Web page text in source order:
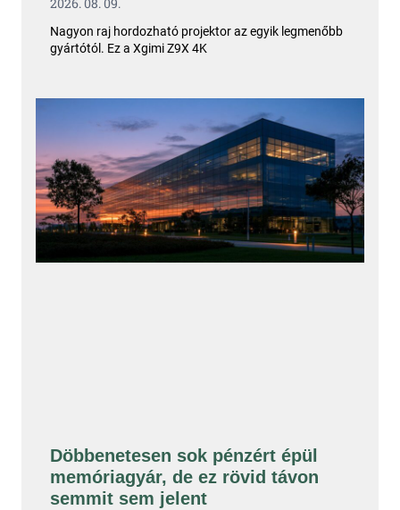
Nagyon raj hordozható projektor az egyik legmenőbb
gyártótól. Ez a Xgimi Z9X 4K
Döbbenetesen sok pénzért épül
memóriagyár, de ez rövid távon
semmit sem jelent